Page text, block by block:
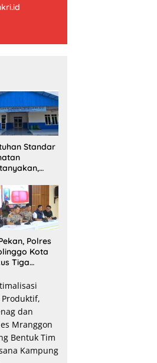
Standar
Belum
SLHS
Polres
Kota
Tiga
Gram
Bukti